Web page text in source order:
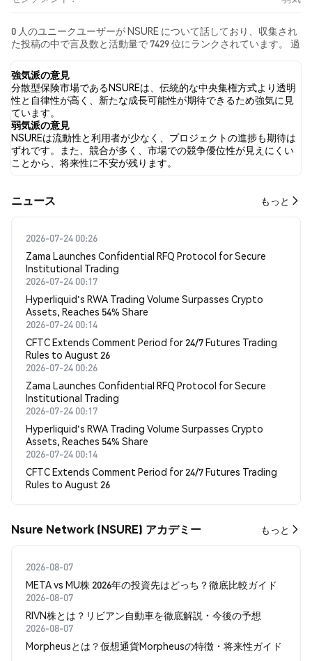
0 人のユニークユーザーが NSURE について話しており、収集され
た投稿の中で言及数と活動量で 7429 位にランクされています。 過
情は 弱気 でした。 最後に、NSURE に関するニュース記事が 0 件
公開されました。 Twitterでは、NaN% のツイートが強気の感情
を示し、NaN% のツイートが弱気の感情を示しました。 NaN% の
ツイートは NSURE に対して中立的でした。 これらの感情分析は 0
件のツイートに基づいています。
強気派の意見
分散型保険市場であるNSUREは、伝統的な中央集権方式より透明
性と自律性が高く、新たな成長可能性が期待できるため強気に見
ています。
弱気派の意見
NSUREは流動性と利用者が少なく、プロジェクトの進捗も期待は
ずれです。また、競合が多く、市場での競争優位性が見えにくい
ことから、将来性に不安が残ります。
​​ニュース​​ もっと
2026-07-24 00:26
Zama Launches Confidential RFQ Protocol for Secure
Institutional Trading
2026-07-24 00:17
Hyperliquid's RWA Trading Volume Surpasses Crypto
Assets, Reaches 54% Share
2026-07-24 00:14
CFTC Extends Comment Period for 24/7 Futures Trading
Rules to August 26
2026-07-24 00:26
Zama Launches Confidential RFQ Protocol for Secure
Institutional Trading
2026-07-24 00:17
Hyperliquid's RWA Trading Volume Surpasses Crypto
Assets, Reaches 54% Share
2026-07-24 00:14
CFTC Extends Comment Period for 24/7 Futures Trading
Rules to August 26
Nsure Network (NSURE) アカデミー もっと
2026-08-07
META vs MU株 2026年の投資先はどっち？徹底比較ガイド
2026-08-07
RIVN株とは？リビアン自動車を徹底解説・今後の予想
2026-08-07
Morpheusとは？仮想通貨Morpheusの特徴・将来性ガイド